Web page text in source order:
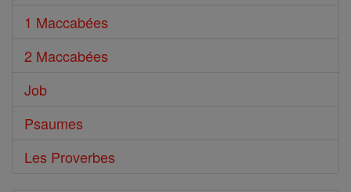
1 Maccabées
2 Maccabées
Job
Psaumes
Les Proverbes